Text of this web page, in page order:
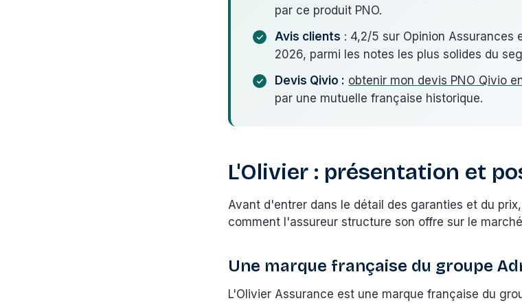
par ce produit PNO.
Avis clients : 4,2/5 sur Opinion Assurances
2026, parmi les notes les plus solides du
Devis Qivio : obtenir mon devis PNO Qivio
par une mutuelle française historique.
L'Olivier : présentation et
Avant d'entrer dans le détail des garanties et du
comment l'assureur structure son offre sur le
Une marque française du groupe
L'Olivier Assurance est une marque française du